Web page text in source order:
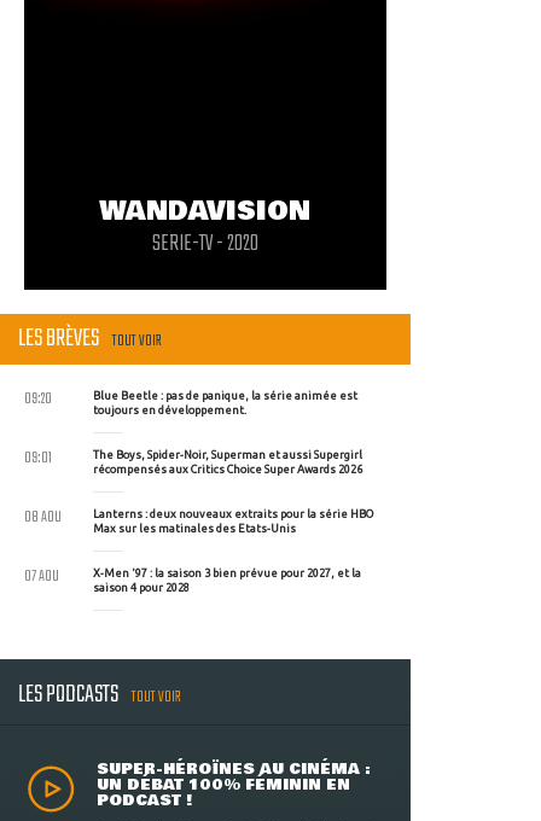
WANDAVISION
SERIE-TV - 2020
LES BRÈVES TOUT VOIR
Blue Beetle : pas de panique, la série animée est
toujours en développement.
09:20
The Boys, Spider-Noir, Superman et aussi Supergirl
récompensés aux Critics Choice Super Awards 2026
09:01
Lanterns : deux nouveaux extraits pour la série HBO
Max sur les matinales des Etats-Unis
08 AOU
X-Men '97 : la saison 3 bien prévue pour 2027, et la
saison 4 pour 2028
07 AOU
LES PODCASTS TOUT VOIR
SUPER-HÉROÏNES AU CINÉMA :
UN DÉBAT 100% FÉMININ EN
PODCAST !